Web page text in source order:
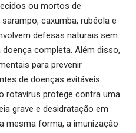
ou mortos de
caxumba, rubéola e
defesas naturais sem
completa. Além disso,
para prevenir
de doenças evitáveis.
rotavírus protege contra uma
grave e desidratação em
mesma forma, a imunização